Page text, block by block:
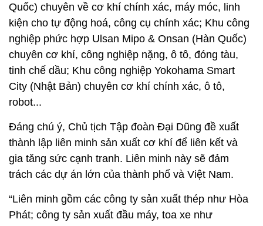
Quốc) chuyên về cơ khí chính xác, máy móc, linh
kiện cho tự động hoá, công cụ chính xác; Khu công
nghiệp phức hợp Ulsan Mipo & Onsan (Hàn Quốc)
chuyên cơ khí, công nghiệp nặng, ô tô, đóng tàu,
tinh chế dầu; Khu công nghiệp Yokohama Smart
City (Nhật Bản) chuyên cơ khí chính xác, ô tô,
robot...
Đáng chú ý, Chủ tịch Tập đoàn Đại Dũng đề xuất
thành lập liên minh sản xuất cơ khí để liên kết và
gia tăng sức cạnh tranh. Liên minh này sẽ đảm
trách các dự án lớn của thành phố và Việt Nam.
“Liên minh gồm các công ty sản xuất thép như Hòa
Phát; công ty sản xuất đầu máy, toa xe như